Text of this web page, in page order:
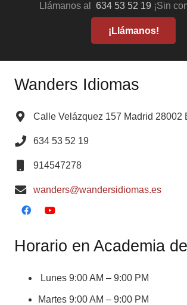
Llámanos al 634 53 52 19 ¡Sin
¡Llámanos!
Wanders Idiomas
Calle Velázquez 157 Madrid 28002
634 53 52 19
914547278
wanders@wandersidiomas.es
Horario en Academia
Lunes 9:00 AM – 9:00 PM
Martes 9:00 AM – 9:00 PM